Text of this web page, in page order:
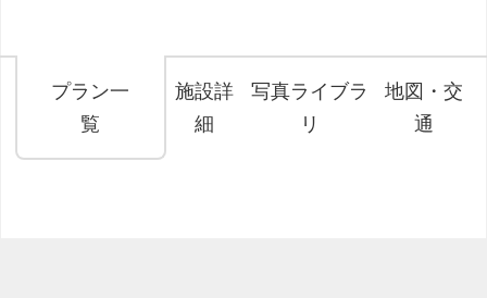
プラン一
覧
施設詳
細
写真ライブラ
リ
地図・交
通